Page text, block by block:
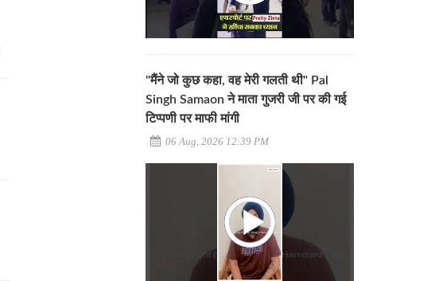
"मैंने जो कुछ कहा, वह मेरी गलती थी" Pal
Singh Samaon ने माता गुजरी जी पर की गई
टिप्पणी पर माफी मांगी
06 Aug, 2026 12:39 PM